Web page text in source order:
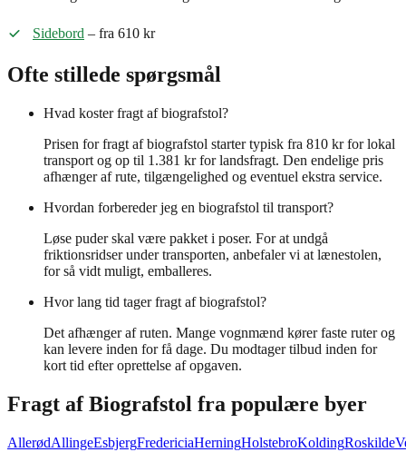
Sidebord – fra 610 kr
Ofte stillede spørgsmål
Hvad koster fragt af biografstol?
Prisen for fragt af biografstol starter typisk fra 810 kr for lokal
transport og op til 1.381 kr for landsfragt. Den endelige pris
afhænger af rute, tilgængelighed og eventuel ekstra service.
Hvordan forbereder jeg en biografstol til transport?
Løse puder skal være pakket i poser. For at undgå
friktionsridser under transporten, anbefaler vi at lænestolen,
for så vidt muligt, emballeres.
Hvor lang tid tager fragt af biografstol?
Det afhænger af ruten. Mange vognmænd kører faste ruter og
kan levere inden for få dage. Du modtager tilbud inden for
kort tid efter oprettelse af opgaven.
Fragt afBiografstol fra populære byer
AllerødAllingeEsbjergFredericiaHerningHolstebroKoldingRoskilde